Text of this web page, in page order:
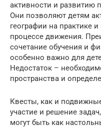
активности и развитию
Они позволяют детям
географии на практике
процессе движения.
сочетание обучения и
особенно важно для
Недостаток –
пространства и
Квесты, как и
участие и решение
могут быть как